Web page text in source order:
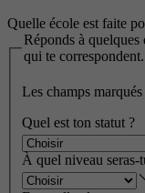
Quelle école est faite
Réponds à
qui te correspondent.
Les champs marqués
Quel est ton statut ?
À quel niveau seras-